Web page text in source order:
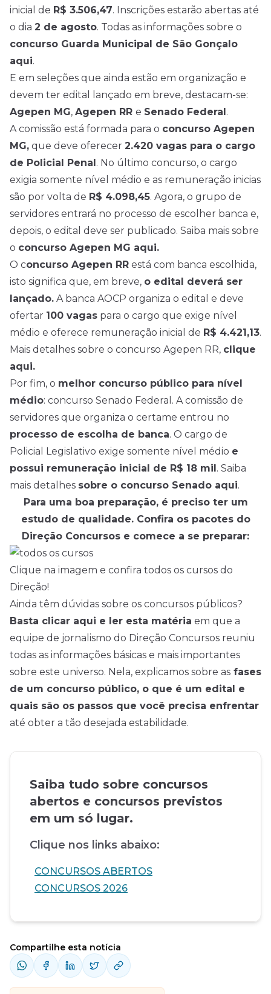
inicial de R$ 3.506,47. Inscrições estarão abertas até
o dia 2 de agosto. Todas as informações sobre o
concurso Guarda Municipal de São Gonçalo
aqui.
E em seleções que ainda estão em organização e
devem ter edital lançado em breve, destacam-se:
Agepen MG, Agepen RR e Senado Federal .
A comissão está formada para o concurso Agepen
MG, que deve oferecer 2.420 vagas para o cargo
de Policial Penal . No último concurso, o cargo
exigia somente nível médio e as remuneração inicias
são por volta de R$ 4.098,45. Agora, o grupo de
servidores entrará no processo de escolher banca e,
depois, o edital deve ser publicado. Saiba mais sobre
o concurso Agepen MG aqui.
O concurso Agepen RR está com banca escolhida,
isto significa que, em breve, o edital deverá ser
lançado. A banca AOCP organiza o edital e deve
ofertar 100 vagas para o cargo que exige nível
médio e oferece remuneração inicial de R$ 4.421,13.
Mais detalhes sobre o concurso Agepen RR, clique
aqui.
Por fim, o melhor concurso público para nível
médio: concurso Senado Federal. A comissão de
servidores que organiza o certame entrou no
processo de escolha de banca. O cargo de
Policial Legislativo exige somente nível médio e
possui remuneração inicial de R$ 18 mil . Saiba
mais detalhes sobre o concurso Senado aqui.
Para uma boa preparação, é preciso ter um
estudo de qualidade. Confira os pacotes do
Direção Concursos e comece a se preparar:
Clique na imagem e confira todos os cursos do
Direção!
Ainda têm dúvidas sobre os concursos públicos?
Basta clicar aqui e ler esta matéria em que a
equipe de jornalismo do Direção Concursos reuniu
todas as informações básicas e mais importantes
sobre este universo. Nela, explicamos sobre as fases
de um concurso público, o que é um edital e
quais são os passos que você precisa enfrentar
até obter a tão desejada estabilidade.
Saiba tudo sobre concursos
abertos e concursos previstos
em um só lugar.
Clique nos links abaixo:
CONCURSOS ABERTOS
CONCURSOS 2026
Compartilhe esta notícia